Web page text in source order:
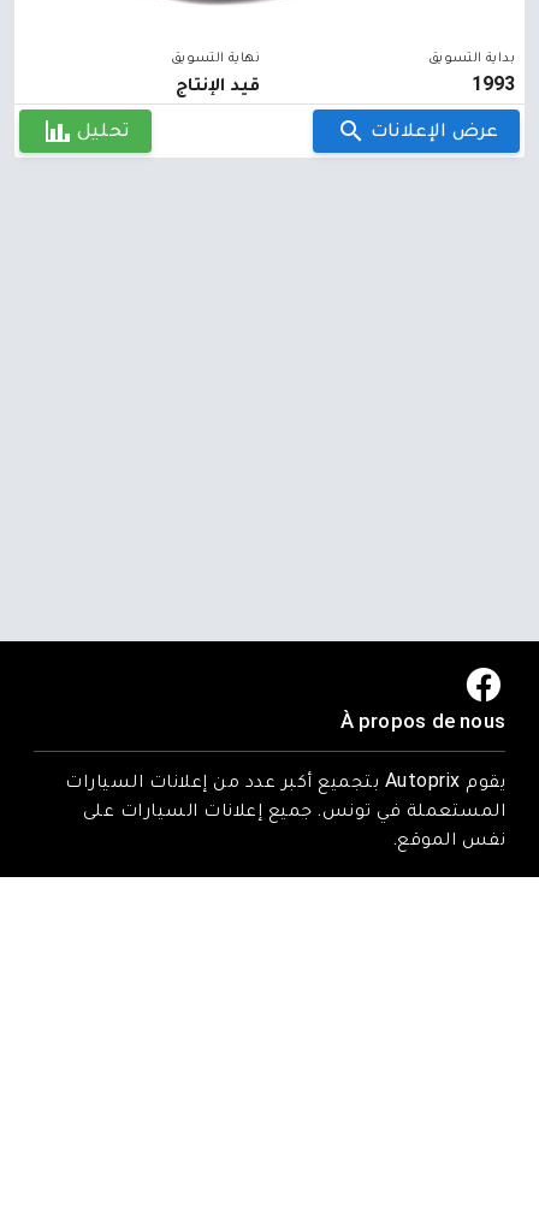
بداية التسويق
1993
نهاية التسويق
قيد الإنتاج
عرض الإعلانات تحليل
À propos de nous
يقوم Autoprix بتجميع أكبر عدد من إعلانات السيارات
المستعملة في تونس. جميع إعلانات السيارات على
نفس الموقع.